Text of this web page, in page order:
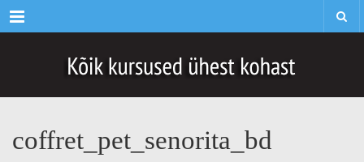
Menu
coffret_pet_senorita_bd